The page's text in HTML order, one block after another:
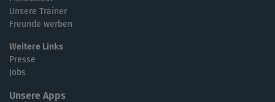
Unsere Trainer
Freunde werben
Weitere Links
Presse
Jobs
Unsere Apps